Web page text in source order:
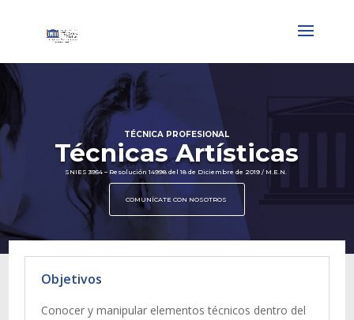
TÉCNICA PROFESIONAL
Técnicas Artísticas
SNIES 3954 – Resolución 14998 del 18 de Diciembre de 2019 / M.E.N.
COMUNÍCATE CON NOSOTROS
Objetivos
Conocer y manipular elementos técnicos dentro del